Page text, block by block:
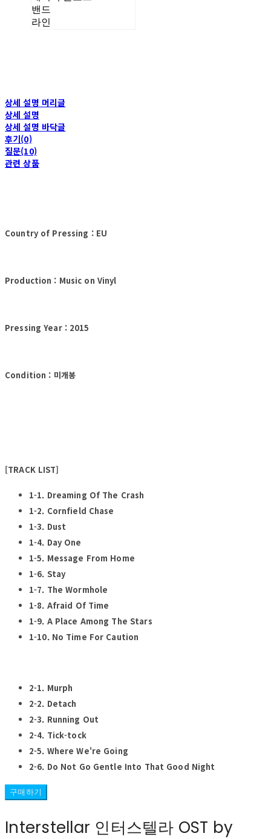
밴드
라인
상세 설명 머리글
상세 설명
상세 설명 바닥글
후기(0)
질문(10)
관련 상품
Country of Pressing : EU
Production : Music on Vinyl
Pressing Year : 2015
Condition : 미개봉
[TRACK LIST]
1-1. Dreaming Of The Crash
1-2. Cornfield Chase
1-3. Dust
1-4. Day One
1-5. Message From Home
1-6. Stay
1-7. The Wormhole
1-8. Afraid Of Time
1-9. A Place Among The Stars
1-10. No Time For Caution
2-1. Murph
2-2. Detach
2-3. Running Out
2-4. Tick-tock
2-5. Where We're Going
2-6. Do Not Go Gentle Into That Good Night
구매하기
Interstellar 인터스텔라 OST by